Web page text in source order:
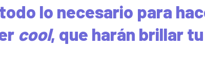
lo necesario para
cool, que harán brillar